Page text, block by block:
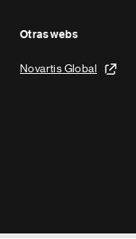
Otras webs
Novartis Global